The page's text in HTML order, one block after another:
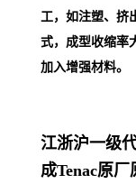
工，如注塑、挤
式，成型收缩率
加入增强材料。
江浙沪一级
成Tenac原厂